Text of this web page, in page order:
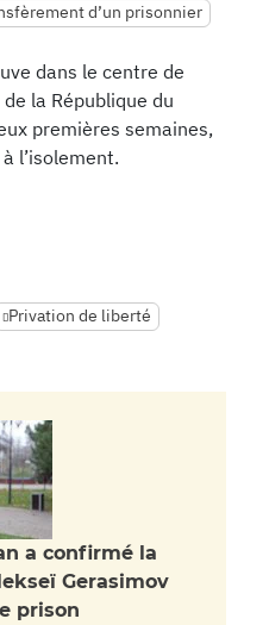
d’un prisonnier
dans le centre de
la République du
premières semaines,
l’isolement.
Privation de liberté
a confirmé la
Gerasimov
prison